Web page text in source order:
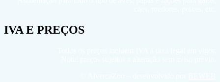
IVA E PREÇOS